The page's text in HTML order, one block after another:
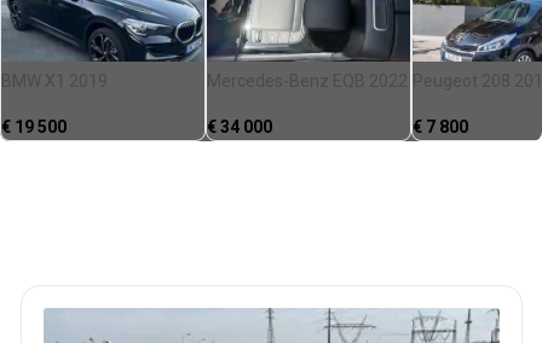
BMW X1 2019
€ 19 500
Mercedes-Benz EQB 2022
€34 000
Peugeot 208
€ 7 800